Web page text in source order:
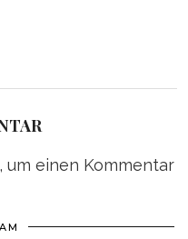
um einen Kommentar